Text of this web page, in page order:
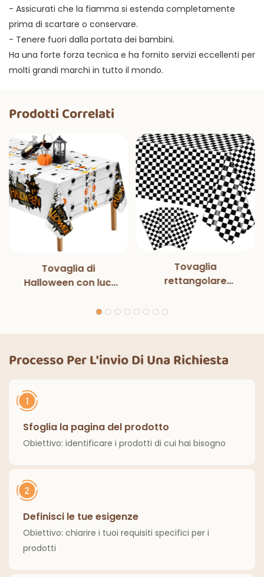
- Assicurati che la fiamma si estenda completamente
prima di scartare o conservare.
- Tenere fuori dalla portata dei bambini.
Ha una forte forza tecnica e ha fornito servizi eccellenti per
molti grandi marchi in tutto il mondo.
Prodotti Correlati
Tovaglia di
Halloween con luci
decorazioni per
cucina, decorazioni
per la casa
Tovaglia
rettangolare
nero con luci
decorazioni
classiche per interni
Processo Per L'invio Di Una Richiesta
Sfoglia la pagina del prodotto
Obiettivo: identificare i prodotti di cui hai bisogno
Definisci le tue esigenze
Obiettivo: chiarire i tuoi requisiti specifici per i
prodotti